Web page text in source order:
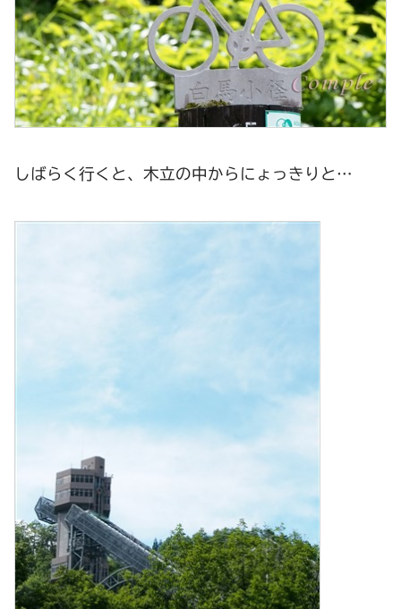
しばらく行くと、木立の中からにょっきりと…